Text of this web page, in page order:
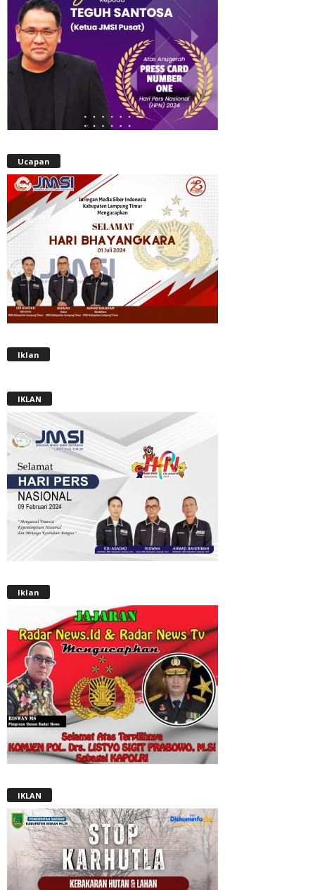
Ucapan
Iklan
IKLAN
Iklan
IKLAN